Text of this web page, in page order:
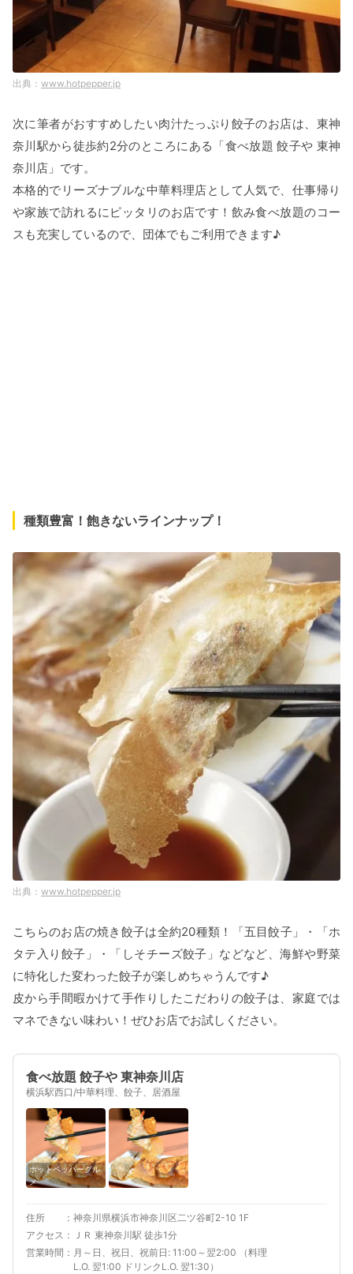
www.hotpepper.jp
次に筆者がおすすめしたい肉汁たっぷり餃子のお店は、東神
奈川駅から徒歩約2分のところにある「食べ放題 餃子や 東神
奈川店」です。
本格的でリーズナブルな中華料理店として人気で、仕事帰り
や家族で訪れるにピッタリのお店です！飲み食べ放題のコー
スも充実しているので、団体でもご利用できます♪
種類豊富！飽きないラインナップ！
www.hotpepper.jp
こちらのお店の焼き餃子は全約20種類！「五目餃子」・「ホ
タテ入り餃子」・「しそチーズ餃子」などなど、海鮮や野菜
に特化した変わった餃子が楽しめちゃうんです♪
皮から手間暇かけて手作りしたこだわりの餃子は、家庭では
マネできない味わい！ぜひお店でお試しください。
食べ放題 餃子や 東神奈川店
横浜駅西口/中華料理、餃子、居酒屋
ホットペッパーグル
メ
住所
神奈川県横浜市神奈川区二ツ谷町2-10 1F
アクセス
ＪＲ 東神奈川駅 徒歩1分
営業時間
月～日、祝日、祝前日: 11:00～翌2:00 （料理
L.O. 翌1:00 ドリンクL.O. 翌1:30）